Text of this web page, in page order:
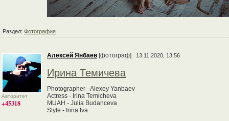
Раздел: Фотография
Авторитет
+45318
Алексей Янбаев [фотограф] 13.11.2020, 13:56
Ирина Темичева
Photographer - Alexey Yanbaev
Actress - Irina Temicheva
MUAH - Julia Budanceva
Style - Irina Iva